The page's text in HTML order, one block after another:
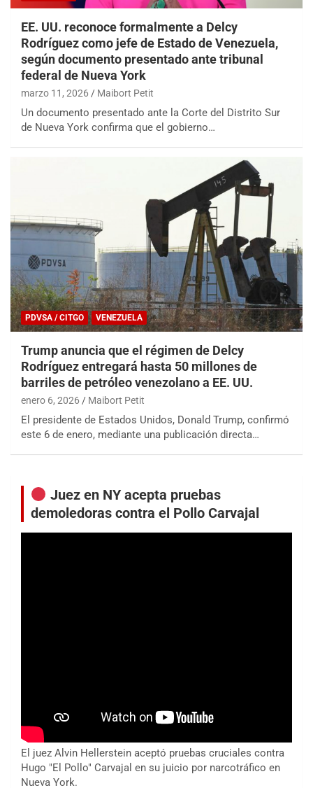
EE. UU. reconoce formalmente a Delcy
Rodríguez como jefe de Estado de Venezuela,
según documento presentado ante tribunal
federal de Nueva York
marzo 11, 2026 Maibort Petit
Un documento presentado ante la Corte del Distrito Sur
de Nueva York confirma que el gobierno…
PDVSA / CITGO VENEZUELA
Trump anuncia que el régimen de Delcy
Rodríguez entregará hasta 50 millones de
barriles de petróleo venezolano a EE. UU.
enero 6, 2026 Maibort Petit
El presidente de Estados Unidos, Donald Trump, confirmó
este 6 de enero, mediante una publicación directa…
Juez en NY acepta pruebas
demoledoras contra el Pollo Carvajal
El juez Alvin Hellerstein aceptó pruebas cruciales contra
Hugo "El Pollo" Carvajal en su juicio por narcotráfico en
Nueva York.